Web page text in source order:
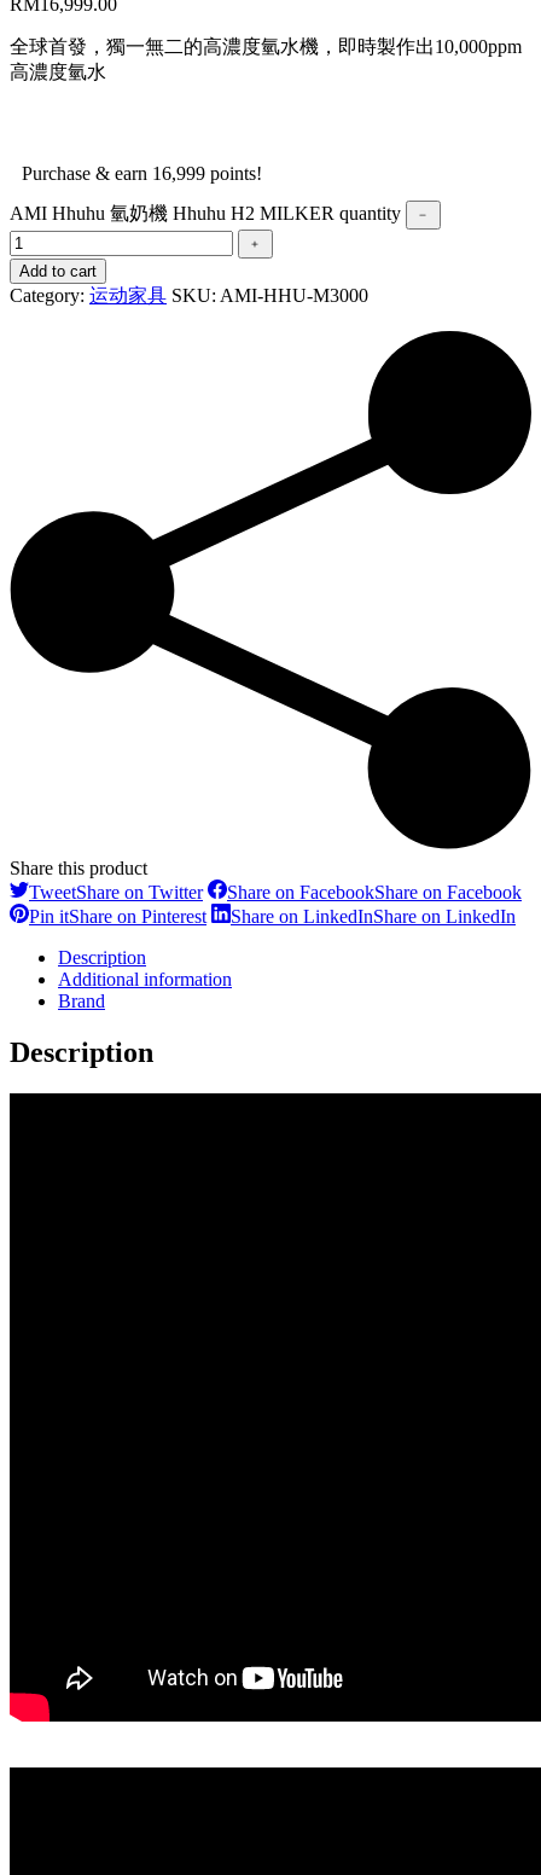
全球首發，獨一無二的高濃度氫水機，即時製作出10,000ppm
高濃度氫水
Purchase & earn 16,999 points!
AMI Hhuhu 氫奶機 Hhuhu H2 MILKER quantity
Add to cart
Category: 运动家具 SKU: AMI-HHU-M3000
Share this product
TweetShare on Twitter Share on FacebookShare on Facebook
Pin itShare on Pinterest Share on LinkedInShare on LinkedIn
Description
Additional information
Brand
Description